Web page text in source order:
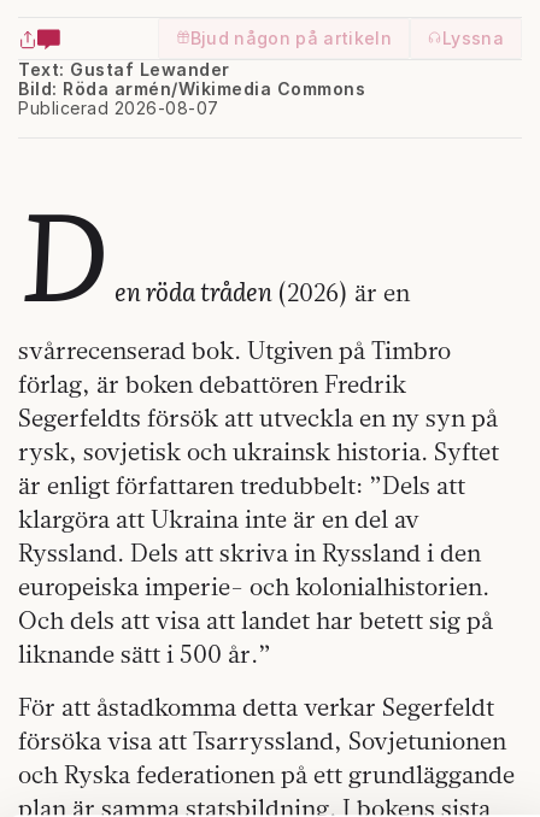
Bjud någon på artikeln
Lyssna
Text: Gustaf Lewander
Publicerad 2026-08-07
Bild: Röda armén/Wikimedia Commons
D en röda tråden (2026) är en
svårrecenserad bok. Utgiven på Timbro
förlag, är boken debattören Fredrik
Segerfeldts försök att utveckla en ny syn på
rysk, sovjetisk och ukrainsk historia. Syftet
är enligt författaren tredubbelt: ”Dels att
klargöra att Ukraina inte är en del av
Ryssland. Dels att skriva in Ryssland i den
europeiska imperie- och kolonialhistorien.
Och dels att visa att landet har betett sig på
liknande sätt i 500 år.”
För att åstadkomma detta verkar Segerfeldt
försöka visa att Tsarryssland, Sovjetunionen
och Ryska federationen på ett grundläggande
plan är samma statsbildning. I bokens sista